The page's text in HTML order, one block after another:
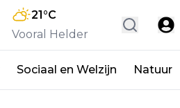
21°C
Vooral Helder
Sociaal en Welzijn Natuur